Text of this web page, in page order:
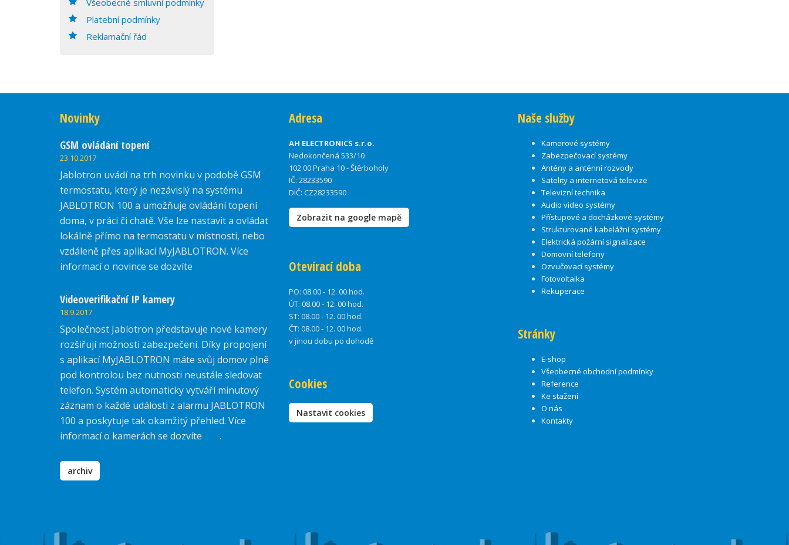
Platební podmínky
Reklamační řád
Novinky
GSM ovládání topení
23.10.2017
Jablotron uvádí na trh novinku v podobě GSM
termostatu, který je nezávislý na systému
JABLOTRON 100 a umožňuje ovládání topení
doma, v práci či chatě. Vše lze nastavit a ovládat
lokálně přímo na termostatu v místnosti, nebo
vzdáleně přes aplikaci MyJABLOTRON. Více
informací o novince se dozvíte
Videoverifikační IP kamery
18.9.2017
Společnost Jablotron představuje nové kamery
rozšiřují možnosti zabezpečení. Díky propojení
s aplikací MyJABLOTRON máte svůj domov plně
pod kontrolou bez nutnosti neustále sledovat
telefon. Systém automaticky vytváří minutový
záznam o každé události z alarmu JABLOTRON
100 a poskytuje tak okamžitý přehled. Více
informací o kamerách se dozvíte
.
archiv
Adresa
AH ELECTRONICS s.r.o.
Nedokončená 533/10
102 00 Praha 10 - Štěrboholy
IČ: 28233590
DIČ: CZ28233590
Zobrazit na google mapě
Otevírací doba
PO: 08.00 - 12. 00 hod.
ÚT: 08.00 - 12. 00 hod.
ST: 08.00 - 12. 00 hod.
ČT: 08.00 - 12. 00 hod.
v jinou dobu po dohodě
Cookies
Nastavit cookies
Naše služby
Kamerové systémy
Zabezpečovací systémy
Antény a anténní rozvody
Satelity a internetová televize
Televizní technika
Audio video systémy
Přístupové a docházkové systémy
Strukturované kabelážní systémy
Elektrická požární signalizace
Domovní telefony
Ozvučovací systémy
Fotovoltaika
Rekuperace
Stránky
E-shop
Všeobecné obchodní podmínky
Reference
Ke stažení
O nás
Kontakty